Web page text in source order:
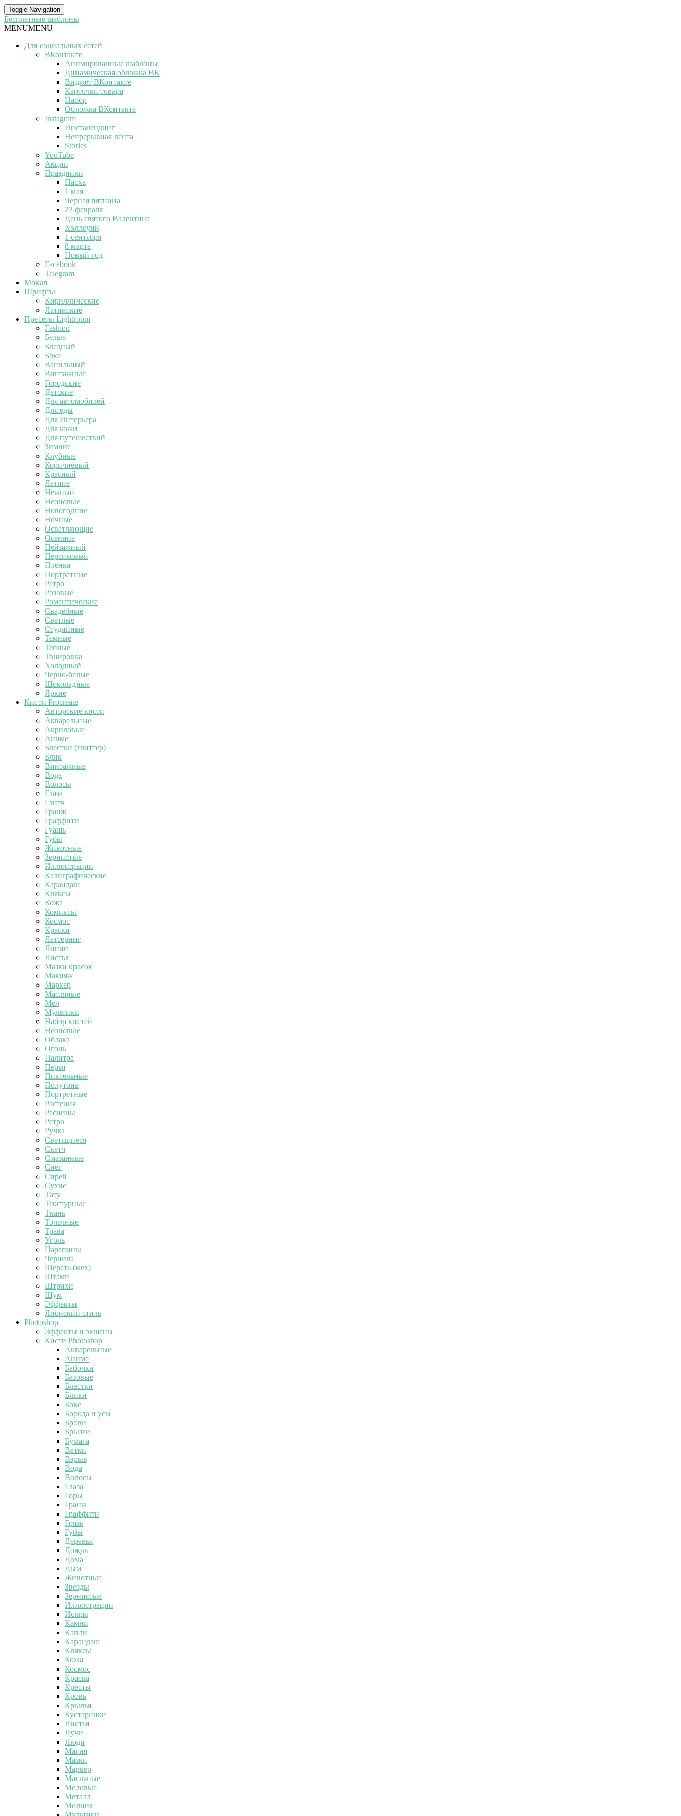
Toggle Navigation
Бесплатные шаблоны
MENUMENU
Для социальных сетей
ВКонтакте
Анимированные шаблоны
Динамическая обложка ВК
Виджет ВКонтакте
Карточки товара
Набор
Обложка ВКонтакте
Instagram
Инсталендинг
Непрерывная лента
Stories
YouTube
Акции
Праздники
Пасха
1 мая
Черная пятница
23 февраля
День святого Валентина
Хэллоуин
1 сентября
8 марта
Новый год
Facebook
Telegram
Мокап
Шрифты
Кириллические
Латинские
Пресеты Lightroom
Fashion
Белые
Бледный
Боке
Ванильный
Винтажные
Городские
Детские
Для автомобилей
Для еды
Для Интерьера
Для кожи
Для путешествий
Зимние
Клубные
Коричневый
Красный
Летние
Нежный
Неоновые
Новогодние
Ночные
Осветляющие
Осенние
Пейзажный
Персиковый
Пленка
Портретные
Ретро
Розовые
Романтические
Свадебные
Светлые
Студийные
Темные
Теплые
Тонировка
Холодный
Черно-белые
Шоколадные
Яркие
Кисти Procreate
Авторские кисти
Акварельные
Акриловые
Аниме
Блестки (глиттер)
Блик
Винтажные
Вода
Волосы
Глаза
Глитч
Гранж
Граффити
Гуашь
Губы
Животные
Зернистые
Иллюстрации
Калиграфические
Карандаш
Кляксы
Кожа
Комиксы
Космос
Краски
Леттеринг
Линии
Листья
Мазки красок
Макияж
Маркер
Масляные
Мел
Мультики
Набор кистей
Неоновые
Облака
Огонь
Палитра
Перья
Пиксельные
Полутона
Портретные
Растения
Ресницы
Ретро
Ручка
Светящиеся
Скетч
Смазанные
Снег
Спрей
Сухие
Тату
Текстурные
Ткань
Точечные
Трава
Уголь
Царапины
Чернила
Шерсть (мех)
Штамп
Штрихи
Шум
Эффекты
Японский стиль
Photoshop
Эффекты и экшены
Кисти Photoshop
Акварельные
Аниме
Бабочки
Базовые
Блестки
Блики
Боке
Борода и усы
Брови
Брызги
Бумага
Ветки
Взрыв
Вода
Волосы
Глаза
Горы
Гранж
Граффити
Грязь
Губы
Деревья
Дождь
Дома
Дым
Животные
Звезды
Зернистые
Иллюстрации
Искры
Камни
Капли
Карандаш
Кляксы
Кожа
Космос
Краска
Кресты
Кровь
Крылья
Кустарники
Листья
Лучи
Люди
Магия
Мазки
Маркер
Масляные
Меловые
Металл
Молния